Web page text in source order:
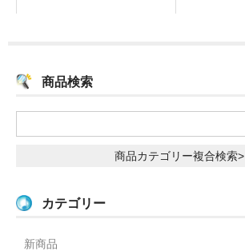
商品検索
商品カテゴリー複合検索>
カテゴリー
新商品